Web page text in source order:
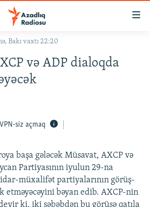
Bakı vaxtı 22:20
və ADP dialoqda
VPN-siz açmaq
başa gələcək Müsavat, AXCP və
Partiyasının iyulun 29-na
müxalifət partiyalarının görüş-
etməyəcəyini bəyan edib. AXCP-nin
ki, iki səbəbdən bu görüşə qatıla